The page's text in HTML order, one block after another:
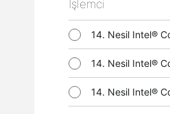
İşlemci
14. Nesil Intel®
14. Nesil Intel®
14. Nesil Intel®